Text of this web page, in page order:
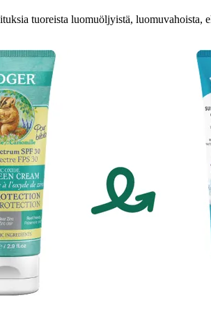
tuoreista luomuöljyistä, luomuvahoista,